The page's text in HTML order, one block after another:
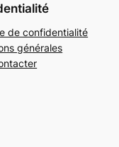
de confidentialité
générales